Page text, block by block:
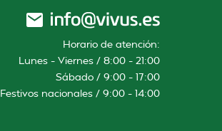
Horario de atención:
Lunes – Viernes / 8:00 – 21:00
Sábado / 9:00 – 17:00
Festivos nacionales / 9:00 – 14:00